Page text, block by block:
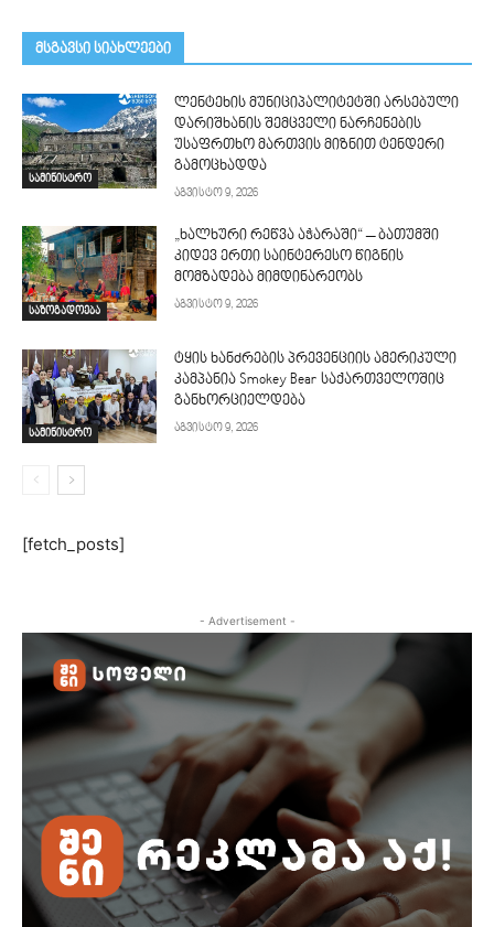
მსგავსი სიახლეები
სამინისტრო
ლენტეხის მუნიციპალიტეტში არსებული
დარიშხანის შემცველი ნარჩენების
უსაფრთხო მართვის მიზნით ტენდერი
გამოცხადდა
აგვისტო 9, 2026
საზოგადოება
„ხალხური რეწვა აჭარაში“ – ბათუმში
კიდევ ერთი საინტერესო წიგნის
მომზადება მიმდინარეობს
აგვისტო 9, 2026
სამინისტრო
ტყის ხანძრების პრევენციის ამერიკული
კამპანია Smokey Bear საქართველოშიც
განხორციელდება
აგვისტო 9, 2026
[fetch_posts]
- Advertisement -